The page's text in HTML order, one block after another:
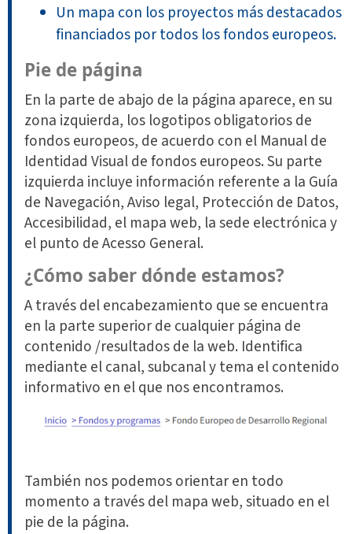
Un mapa con los proyectos más destacados
financiados por todos los fondos europeos.
Pie de página
En la parte de abajo de la página aparece, en su
zona izquierda, los logotipos obligatorios de
fondos europeos, de acuerdo con el Manual de
Identidad Visual de fondos europeos. Su parte
izquierda incluye información referente a la Guía
de Navegación, Aviso legal, Protección de Datos,
Accesibilidad, el mapa web, la sede electrónica y
el punto de Acesso General.
¿Cómo saber dónde estamos?
A través del encabezamiento que se encuentra
en la parte superior de cualquier página de
contenido /resultados de la web. Identifica
mediante el canal, subcanal y tema el contenido
informativo en el que nos encontramos.
También nos podemos orientar en todo
momento a través del mapa web, situado en el
pie de la página.